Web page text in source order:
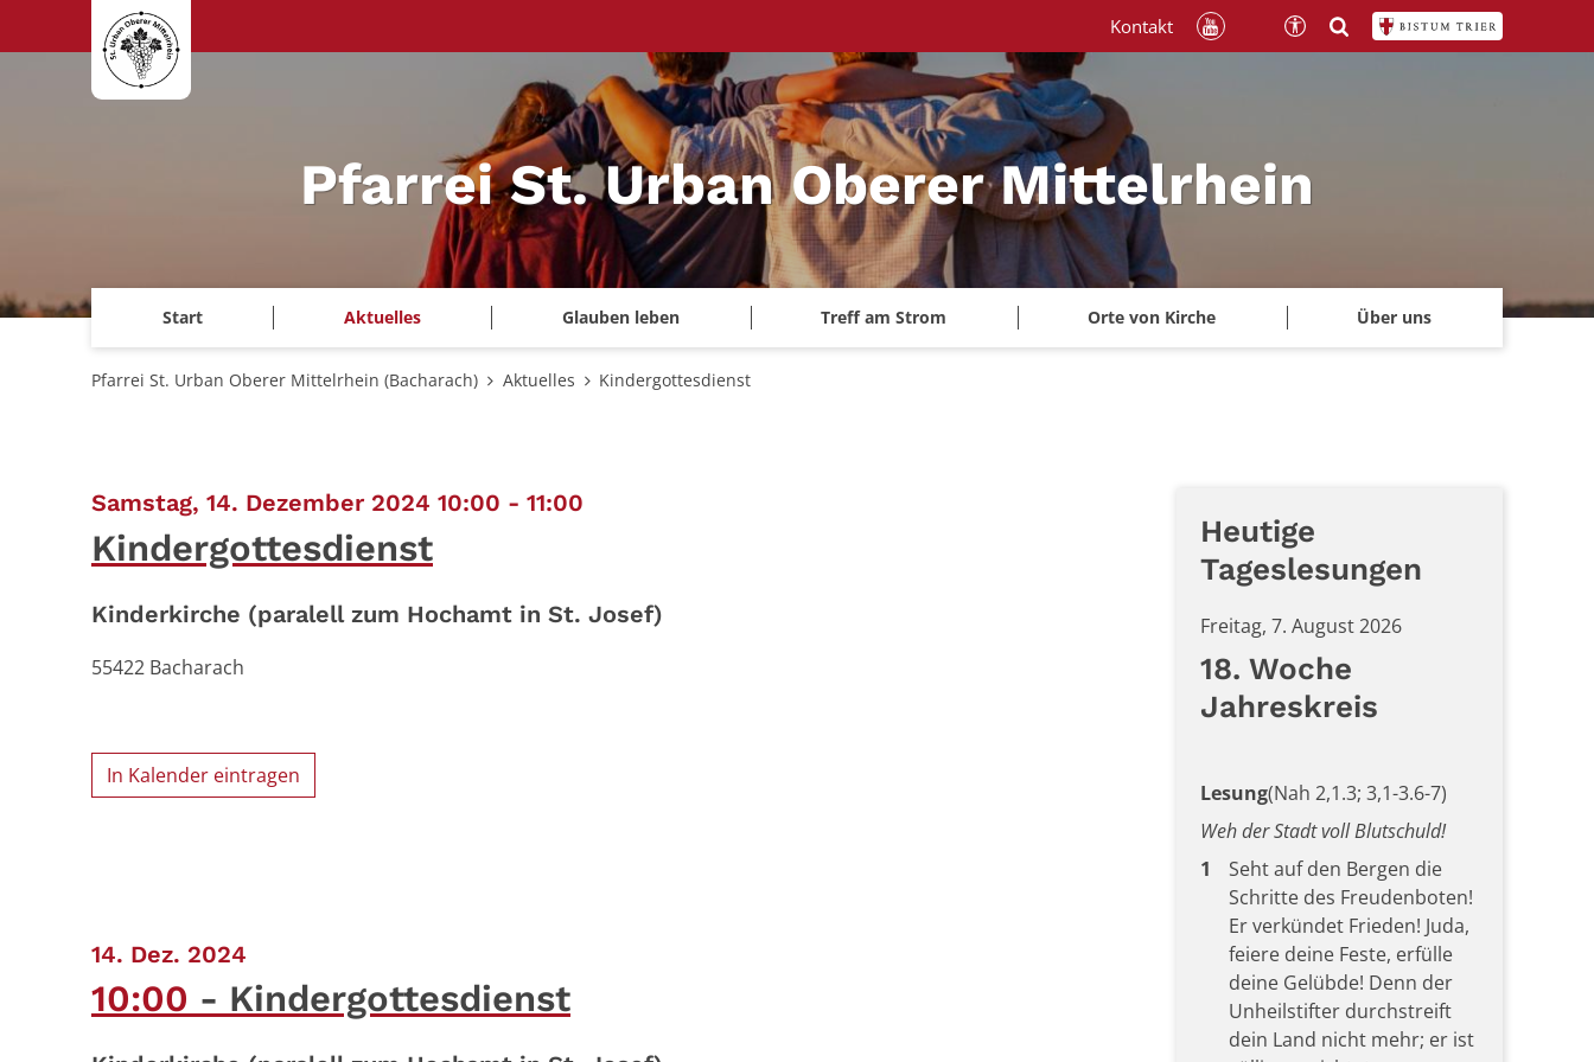
Zum Inhalt springen
Pfarrei St. Urban Oberer Mittelrhein
Start Aktuelles Glauben leben Treff am Strom Orte von Kirche Über uns
Kontakt
Pfarrei St. Urban Oberer Mittelrhein (Bacharach) Aktuelles Kindergottesdienst
Samstag, 14. Dezember 2024 10:00 - 11:00
Kindergottesdienst
Kinderkirche (paralell zum Hochamt in St. Josef)
55422 Bacharach
In Kalender eintragen
14. Dez. 2024
10:00 Kindergottesdienst
Heutige
Tageslesungen
Freitag, 7. August 2026
18. Woche
Jahreskreis
Lesung(Nah 2,1.3; 3,1-3.6-7)
Weh der Stadt voll Blutschuld!
1
Seht auf den Bergen die
Schritte des Freudenboten!
Er verkündet Frieden! Juda,
feiere deine Feste, erfülle
deine Gelübde! Denn der
Unheilstifter durchstreift
dein Land nicht mehr; er ist